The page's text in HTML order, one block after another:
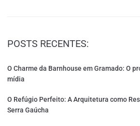
POSTS RECENTES:
O Charme da Barnhouse em Gramado: O
mídia
O Refúgio Perfeito: A Arquitetura como
Serra Gaúcha